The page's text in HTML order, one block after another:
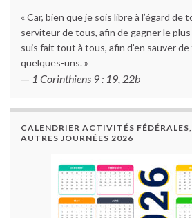
« Car, bien que je sois libre à l’égard de
serviteur de tous, afin de gagner le
suis fait tout à tous, afin d’en sauver
quelques-uns. »
— 1 Corinthiens 9 : 19, 22b
CALENDRIER ACTIVITÉS
AUTRES JOURNÉES 2026